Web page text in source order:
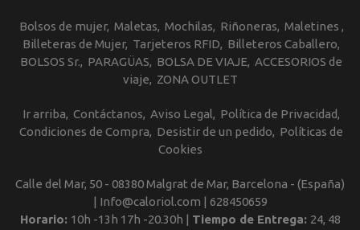
Bolsos de mujer Maletas Mochilas Riñoneras Maletines
Billeteras de Mujer Tarjeteros RFID
Billeteros Caballero
BOLSOS Sr.
PARAGÜAS BOLSA DE VIAJE ACCESORIOS de
viaje
ZONA OUTLET
Ir arriba Contáctanos Aviso Legal
Política de Privacidad
Condiciones de Compra
Desistir de un pedido
Políticas de
Cookies
Calle del Mar, 50 - 08380 Malgrat de Mar, Barcelona - (España)
| Info@caloriol.com | 628450659
Horario: 10h -13h 17h -20.30h | Tiempo de Entrega: 24, 48